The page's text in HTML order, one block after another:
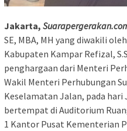
Jakarta,
SE, MBA, MH yang diwakili
Kabupaten Kampar Refizal,
penghargaan dari Menteri
Wakil Menteri Perhubungan
Keselamatan Jalan, pada hari
bertempat di Auditorium
1 Kantor Pusat Kementerian